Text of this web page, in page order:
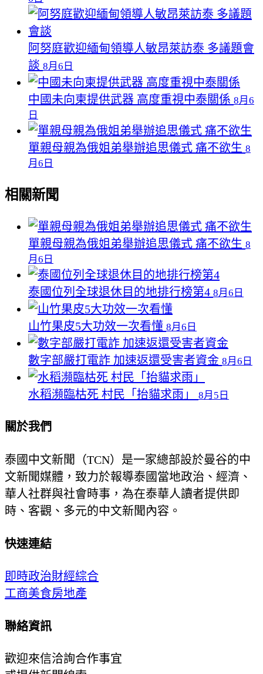
阿努庭歡迎緬甸領導人敏昂萊訪泰 多議題會
談 8月6日
中國未向柬提供武器 高度重視中泰關係 8月6
日
單親母親為俄姐弟舉辦追思儀式 痛不欲生 8
月6日
相關新聞
單親母親為俄姐弟舉辦追思儀式 痛不欲生 8
月6日
泰國位列全球退休目的地排行榜第4 8月6日
山竹果皮5大功效一次看懂 8月6日
數字部嚴打電詐 加速返還受害者資金 8月6日
水稻瀕臨枯死 村民「抬貓求雨」 8月5日
關於我們
泰國中文新聞（TCN）是一家總部設於曼谷的中
文新聞媒體，致力於報導泰國當地政治、經濟、
華人社群與社會時事，為在泰華人讀者提供即
時、客觀、多元的中文新聞內容。
快速連結
即時政治財經綜合
工商美食房地產
聯絡資訊
歡迎來信洽詢合作事宜